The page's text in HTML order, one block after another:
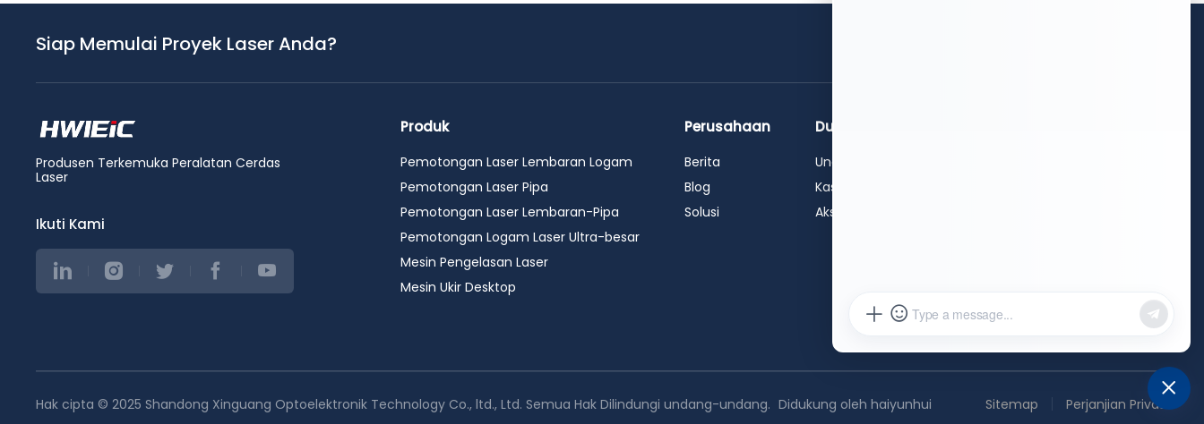
Siap Memulai Proyek Laser Anda?
Produsen Terkemuka Peralatan Cerdas
Laser
Ikuti Kami
Produk
Pemotongan Laser Lembaran Logam
Pemotongan Laser Pipa
Pemotongan Laser Lembaran-Pipa
Pemotongan Logam Laser Ultra-besar
Mesin Pengelasan Laser
Mesin Ukir Desktop
Perusahaan
Berita
Blog
Solusi
Dukungan
Unduh
Kasus
Aksesori
Teknologi Tinggi, Kota Jinan,
Hak cipta © 2025 Shandong Xinguang Optoelektronik Technology Co., ltd., Ltd. Semua Hak Dilindungi undang-undang. Didukung oleh haiyunhui Sitemap Perjanjian Privasi